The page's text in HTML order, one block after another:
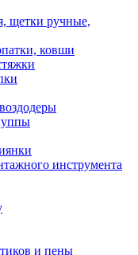
щетки ручные,
ковши
инструмента
и пены